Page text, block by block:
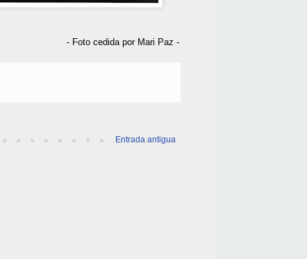
- Foto cedida por Mari Paz -
Entrada antigua